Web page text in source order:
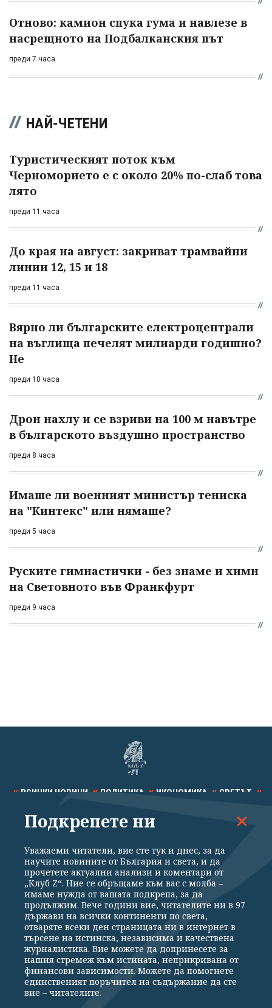
Отново: камион спука гума и навлезе в
насрещното на Подбалканския път
преди 7 часа
НАЙ-ЧЕТЕНИ
Туристическият поток към
Черноморието е с около 20% по-слаб това
лято
преди 11 часа
До края на август: закриват трамвайни
линии 12, 15 и 18
преди 11 часа
Вярно ли българските електроцентрали
на въглища печелят милиарди годишно?
Не
преди 10 часа
Дрон нахлу и се взриви на 100 м навътре
в българското въздушно пространство
преди 8 часа
Имаше ли военният министър тениска
на "Кинтекс" или нямаше?
преди 5 часа
Руските гимнастички - без знаме и химн
на Световното във Франкфурт
преди 9 часа
ВСИЧКИ НОВИНИ ПОЛИТИКА ИКОНОМИКА СВЕТЪТ
СПОРТ КУЛТУРА ТЕХНОЛОГИИ КАЛЕЙДОСКОП
Общи условия
Политика за поверителност
Реклама
Партньори Контакти
За Клуб Z
Екип
Подкрепете ни
Издател на www.clubz.bg е „Клуб Зебра Медия“ ЕООД, София, ул. "Алеко
Константинов" 3. Всички права запазени 2026 „Клуб Зебра Медия“
Подкрепете ни
Уважаеми читатели, вие сте тук и днес, за да
научите новините от България и света, и да
прочетете актуални анализи и коментари от
„Клуб Z“. Ние се обръщаме към вас с молба –
имаме нужда от вашата подкрепа, за да
продължим. Вече години вие, читателите ни в 97
държави на всички континенти по света,
отваряте всеки ден страницата ни в интернет в
търсене на истинска, независима и качествена
журналистика. Вие можете да допринесете за
нашия стремеж към истината, неприкривана от
финансови зависимости. Можете да помогнете
единственият поръчител на съдържание да сте
вие – читателите.